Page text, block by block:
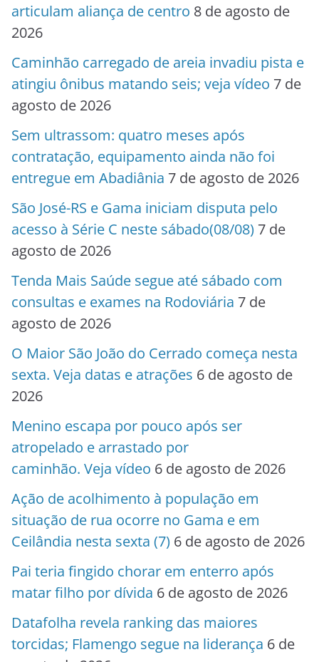
articulam aliança de centro 8 de agosto de
2026
Caminhão carregado de areia invadiu pista e
atingiu ônibus matando seis; veja vídeo 7 de
agosto de 2026
Sem ultrassom: quatro meses após
contratação, equipamento ainda não foi
entregue em Abadiânia 7 de agosto de 2026
São José-RS e Gama iniciam disputa pelo
acesso à Série C neste sábado(08/08) 7 de
agosto de 2026
Tenda Mais Saúde segue até sábado com
consultas e exames na Rodoviária 7 de
agosto de 2026
O Maior São João do Cerrado começa nesta
sexta. Veja datas e atrações 6 de agosto de
2026
Menino escapa por pouco após ser
atropelado e arrastado por
caminhão. Veja vídeo 6 de agosto de 2026
Ação de acolhimento à população em
situação de rua ocorre no Gama e em
Ceilândia nesta sexta (7) 6 de agosto de 2026
Pai teria fingido chorar em enterro após
matar filho por dívida 6 de agosto de 2026
Datafolha revela ranking das maiores
torcidas; Flamengo segue na liderança 6 de